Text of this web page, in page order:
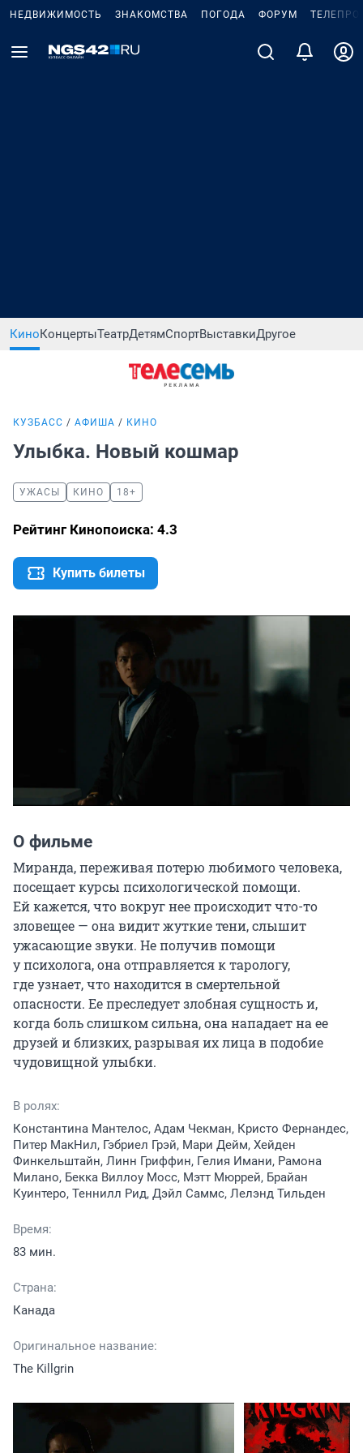
НЕДВИЖИМОСТЬ ЗНАКОМСТВА ПОГОДА ФОРУМ
КиноКонцертыТеатрДетямСпортВыставкиДругое
КУЗБАСС АФИША КИНО
Улыбка. Новый кошмар
УЖАСЫ КИНО 18+
Рейтинг Кинопоиска: 4.3
Купить билеты
О фильме
Миранда, переживая потерю любимого человека,
посещает курсы психологической помощи.
Ей кажется, что вокруг нее происходит что-то
зловещее — она видит жуткие тени, слышит
ужасающие звуки. Не получив помощи
у психолога, она отправляется к тарологу,
где узнает, что находится в смертельной
опасности. Ее преследует злобная сущность и,
когда боль слишком сильна, она нападает на ее
друзей и близких, разрывая их лица в подобие
чудовищной улыбки.
В ролях:
Константина Мантелос, Адам Чекман, Кристо Фернандес,
Питер МакНил, Гэбриел Грэй, Мари Дейм, Хейден
Финкельштайн, Линн Гриффин, Гелия Имани, Рамона
Милано, Бекка Виллоу Мосс, Мэтт Мюррей, Брайан
Куинтеро, Теннилл Рид, Дэйл Саммс, Лелэнд Тильден
Время:
83 мин.
Страна:
Канада
Оригинальное название:
The Killgrin